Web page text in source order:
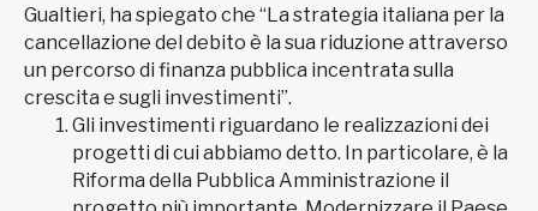
Gualtieri, ha spiegato che “La strategia italiana per la
cancellazione del debito è la sua riduzione attraverso
un percorso di finanza pubblica incentrata sulla
crescita e sugli investimenti”.
Gli investimenti riguardano le realizzazioni dei
progetti di cui abbiamo detto. In particolare, è la
Riforma della Pubblica Amministrazione il